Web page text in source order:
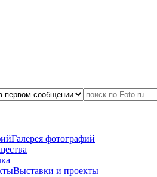
Галерея фотографий
Выставки и проекты